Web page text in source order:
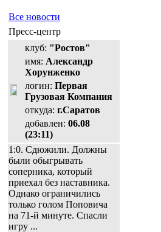
Все новости
Пресс-центр
клуб: "Ростов"
имя: Александр
Хорунженко
логин: Первая
Грузовая Компания
откуда: г.Саратов
добавлен: 06.08
(23:11)
1:0. Сдюжили. Должны
были обыгрывать
соперника, который
приехал без наставника.
Однако ограничились
только голом Поповича
на 71-й минуте. Спасли
игру ...